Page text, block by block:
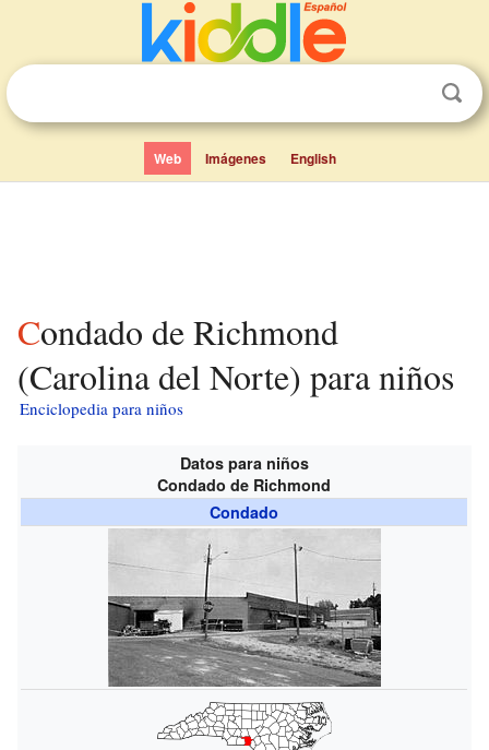
Web Imágenes English
Condado de Richmond
(Carolina del Norte) para niños
Enciclopedia para niños
Datos para niños
Condado de Richmond
Condado